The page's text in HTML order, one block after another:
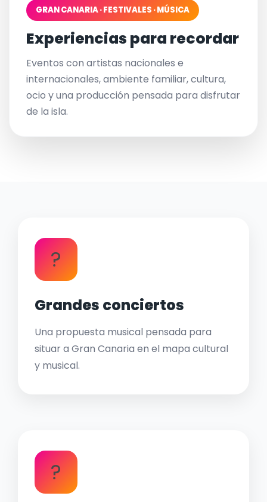
GRAN CANARIA · FESTIVALES · MÚSICA
Experiencias para recordar
Eventos con artistas nacionales e
internacionales, ambiente familiar, cultura,
ocio y una producción pensada para disfrutar
de la isla.
?
Grandes conciertos
Una propuesta musical pensada para
situar a Gran Canaria en el mapa cultural
y musical.
?